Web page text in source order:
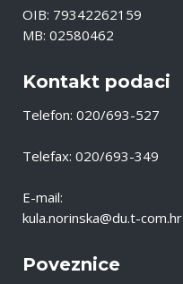
OIB: 79342262159
MB: 02580462
Kontakt podaci
Telefon: 020/693-527
Telefax: 020/693-349
E-mail:
kula.norinska@du.t-com.hr
Poveznice